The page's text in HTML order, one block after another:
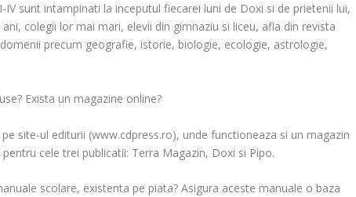
sunt intampinati la inceputul fiecarei luni de Doxi si de prietenii lui,
colegii lor mai mari, elevii din gimnaziu si liceu, afla din revista
precum geografie, istorie, biologie, ecologie, astrologie,
Exista un magazine online?
site-ul editurii (www.cdpress.ro), unde functioneaza si un magazin
cele trei publicatii: Terra Magazin, Doxi si Pipo.
scolare, existenta pe piata? Asigura aceste manuale o baza